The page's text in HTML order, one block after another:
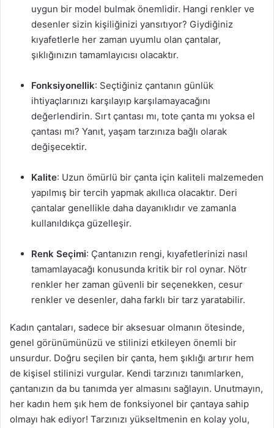
uygun bir model bulmak önemlidir. Hangi renkler ve
desenler sizin kişiliğinizi yansıtıyor? Giydiğiniz
kıyafetlerle her zaman uyumlu olan çantalar,
şıklığınızın tamamlayıcısı olacaktır.
Fonksiyonellik: Seçtiğiniz çantanın günlük
ihtiyaçlarınızı karşılayıp karşılamayacağını
değerlendirin. Sırt çantası mı, tote çanta mı yoksa el
çantası mı? Yanıt, yaşam tarzınıza bağlı olarak
değişecektir.
Kalite: Uzun ömürlü bir çanta için kaliteli malzemeden
yapılmış bir tercih yapmak akıllıca olacaktır. Deri
çantalar genellikle daha dayanıklıdır ve zamanla
kullanıldıkça güzelleşir.
Renk Seçimi: Çantanızın rengi, kıyafetlerinizi nasıl
tamamlayacağı konusunda kritik bir rol oynar. Nötr
renkler her zaman güvenli bir seçenekken, cesur
renkler ve desenler, daha farklı bir tarz yaratabilir.
Kadın çantaları, sadece bir aksesuar olmanın ötesinde,
genel görünümünüzü ve stilinizi etkileyen önemli bir
unsurdur. Doğru seçilen bir çanta, hem şıklığı artırır hem
de kişisel stilinizi vurgular. Kendi tarzınızı tanımlarken,
çantanızın da bu tanımda yer almasını sağlayın. Unutmayın,
her kadın hem şık hem de fonksiyonel bir çantaya sahip
olmayı hak ediyor! Tarzınızı yükseltmenin en kolay yolu,